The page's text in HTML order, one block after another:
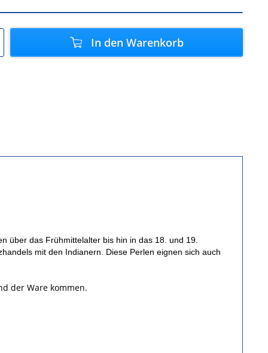
In den Warenkorb
über das Frühmittelalter bis hin in das 18. und 19.
mit den Indianern. Diese Perlen eignen sich auch
der Ware kommen.